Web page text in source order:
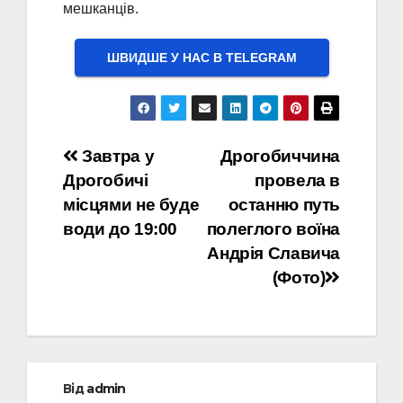
мешканців.
ШВИДШЕ У НАС В ТELEGRAM
Навігація
записів
Дрогобиччина
провела в
останню путь
полеглого воїна
Андрія Славича
(Фото)
Завтра у
Дрогобичі
місцями не буде
води до 19:00
Відadmin